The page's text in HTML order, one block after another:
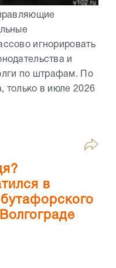
игнорировать
и
по штрафам. По
только в июле 2026
в